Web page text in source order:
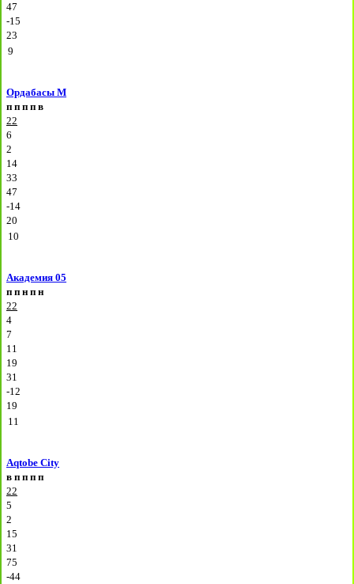
47
-15
23
9
Ордабасы М
п п п п в
22
6
2
14
33
47
-14
20
10
Академия 05
п п н п н
22
4
7
11
19
31
-12
19
11
Aqtobe City
в п п п п
22
5
2
15
31
75
-44